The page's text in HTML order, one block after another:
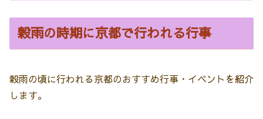
穀雨の時期に京都で行われる行事
穀雨の頃に行われる京都のおすすめ行事・イベントを紹介
します。